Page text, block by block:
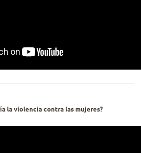
la violencia contra las mujeres?